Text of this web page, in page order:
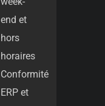
end et
hors
horaires
Conformité
ERP et